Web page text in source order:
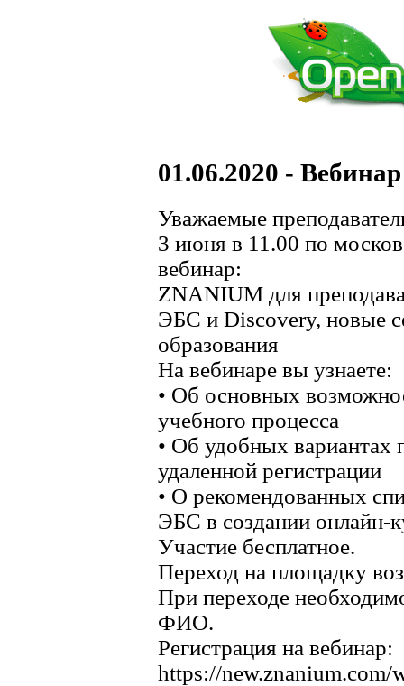
01.06.2020 -
Уважаемые
3 июня в 11.00 по
вебинар:
ZNANIUM для
ЭБС и Discovery, новые
образования
На вебинаре вы узнаете:
• Об основных
учебного процесса
• Об удобных вариантах
удаленной регистрации
• О рекомендованных
ЭБС в создании онлайн-
Участие бесплатное.
Переход на площадку
При переходе
ФИО.
Регистрация на вебинар:
https://new.znanium.com/